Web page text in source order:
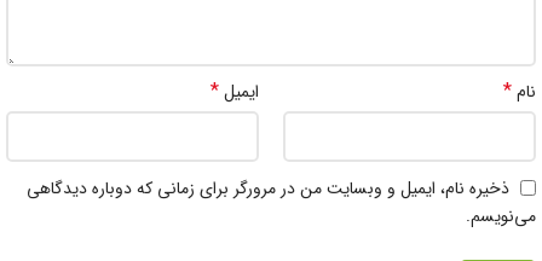
نام* ایمیل*
ذخیره نام، ایمیل و وبسایت من در مرورگر برای زمانی که دوباره دیدگاهی
می‌نویسم.